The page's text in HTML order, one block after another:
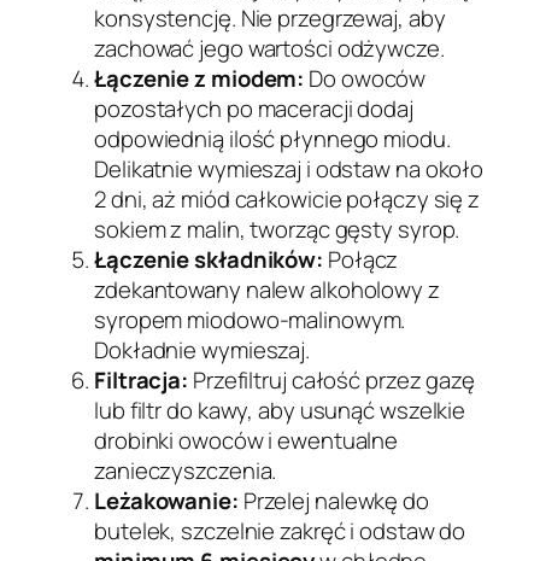
konsystencję. Nie przegrzewaj, aby
zachować jego wartości odżywcze.
Łączenie z miodem: Do owoców
pozostałych po maceracji dodaj
odpowiednią ilość płynnego miodu.
Delikatnie wymieszaj i odstaw na około
2 dni, aż miód całkowicie połączy się z
sokiem z malin, tworząc gęsty syrop.
Łączenie składników: Połącz
zdekantowany nalew alkoholowy z
syropem miodowo-malinowym.
Dokładnie wymieszaj.
Filtracja: Przefiltruj całość przez gazę
lub filtr do kawy, aby usunąć wszelkie
drobinki owoców i ewentualne
zanieczyszczenia.
Leżakowanie: Przelej nalewkę do
butelek, szczelnie zakręć i odstaw do